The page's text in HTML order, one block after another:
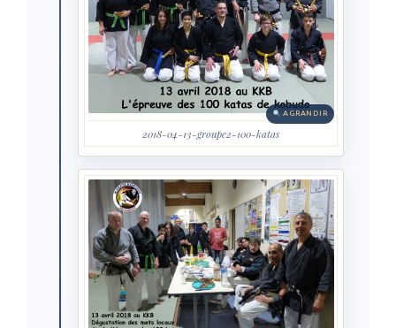
AGRANDIR
2018-04-13-groupe2-100-katas